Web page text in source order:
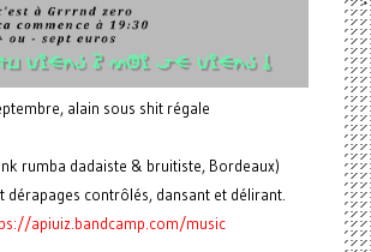
alain sous shit régale
rumba dadaiste & bruitiste, Bordeaux)
dérapages contrôlés, dansant et délirant.
apiuiz.bandcamp.com/music